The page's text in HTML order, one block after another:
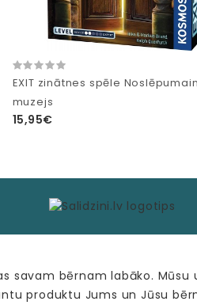
EXIT zinātnes spēle
muzejs
15,95€
savam bērnam labāko.
produktu Jums un Jūsu